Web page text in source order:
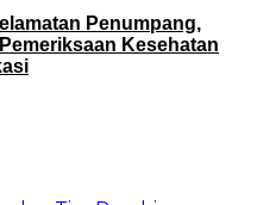
Penumpang,
Kesehatan